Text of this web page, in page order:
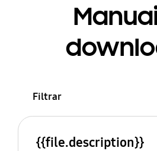
Filtrar
{{file.description}}